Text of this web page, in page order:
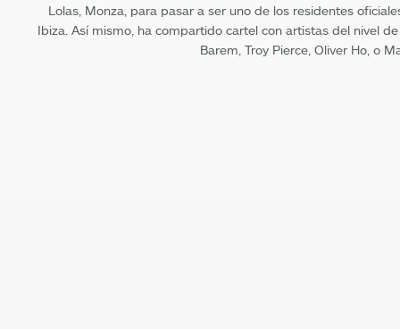
Lolas, Monza, para pasar a ser uno de los residentes
Ibiza. Así mismo, ha compartido cartel con artistas del nivel
Barem, Troy Pierce, Oliver Ho, o